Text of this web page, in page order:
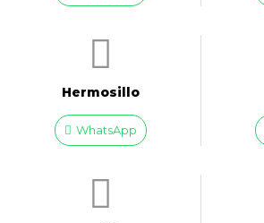
Hermosillo
WhatsApp